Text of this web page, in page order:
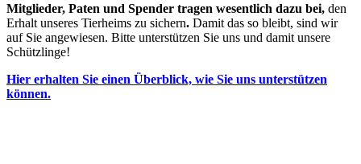
Mitglieder, Paten und Spender tragen wesentlich dazu bei, den
Erhalt unseres Tierheims zu sichern. Damit das so bleibt, sind wir
auf Sie angewiesen. Bitte unterstützen Sie uns und damit unsere
Schützlinge!
Hier erhalten Sie einen Überblick, wie Sie uns unterstützen
können.